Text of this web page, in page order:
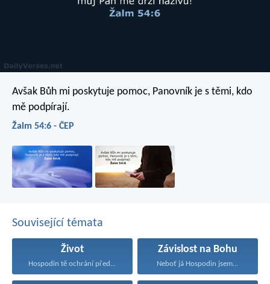
Avšak Bůh mi poskytuje pomoc, Panovník je s těmi, kdo
mě podpírají.
Žalm 54:6 - ČEP
Související témata
Život
Hospodin tě ochrání před...
Závislost na Bohu
Neboť já Hospodin jsem...